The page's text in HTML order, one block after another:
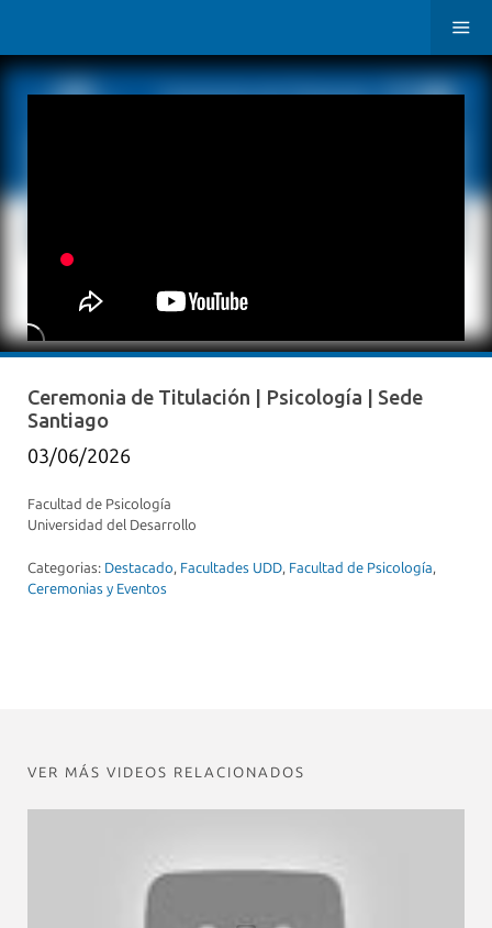
Ceremonia de Titulación | Psicología | Sede
Santiago
03/06/2026
Facultad de Psicología
Universidad del Desarrollo
Categorias: Destacado, Facultades UDD, Facultad de Psicología,
Ceremonias y Eventos
VER MÁS VIDEOS RELACIONADOS